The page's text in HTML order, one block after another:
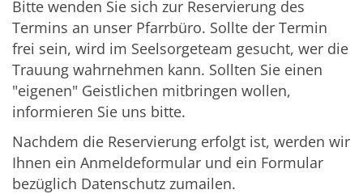
Bitte wenden Sie sich zur Reservierung des
Termins an unser Pfarrbüro. Sollte der Termin
frei sein, wird im Seelsorgeteam gesucht, wer die
Trauung wahrnehmen kann. Sollten Sie einen
"eigenen" Geistlichen mitbringen wollen,
informieren Sie uns bitte.
Nachdem die Reservierung erfolgt ist, werden wir
Ihnen ein Anmeldeformular und ein Formular
bezüglich Datenschutz zumailen.